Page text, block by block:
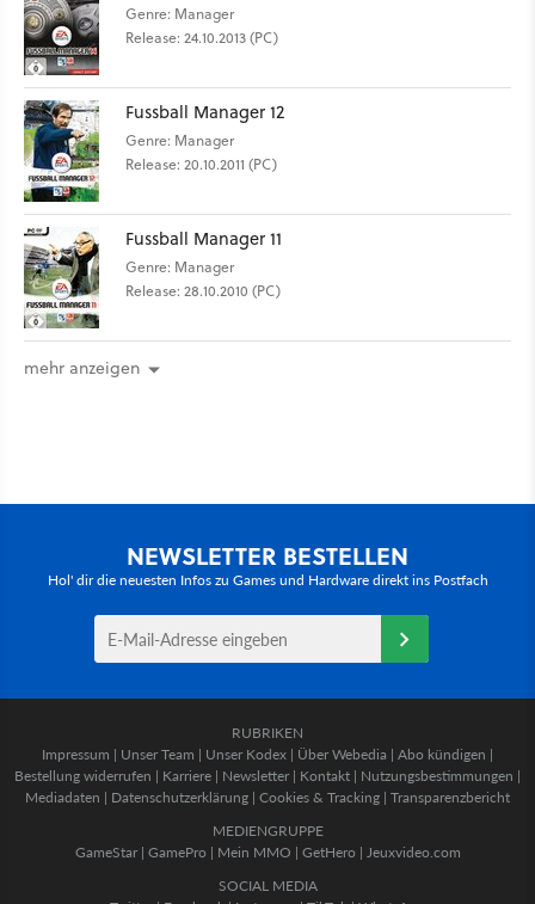
Genre: Manager
Release: 24.10.2013 (PC)
Fussball Manager 12
Genre: Manager
Release: 20.10.2011 (PC)
Fussball Manager 11
Genre: Manager
Release: 28.10.2010 (PC)
mehr anzeigen
NEWSLETTER BESTELLEN
Hol' dir die neuesten Infos zu Games und Hardware direkt ins Postfach
RUBRIKEN
Impressum | Unser Team | Unser Kodex | Über Webedia | Abo kündigen |
Bestellung widerrufen | Karriere | Newsletter | Kontakt | Nutzungsbestimmungen |
Mediadaten | Datenschutzerklärung | Cookies & Tracking | Transparenzbericht
MEDIENGRUPPE
GameStar| GamePro | Mein MMO | GetHero | Jeuxvideo.com
SOCIAL MEDIA